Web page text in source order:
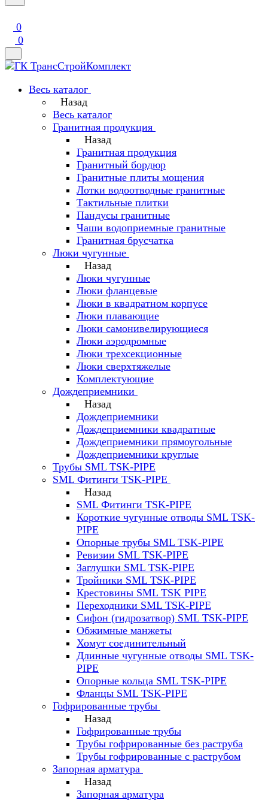
0
0
Весь каталог
Назад
Весь каталог
Гранитная продукция
Назад
Гранитная продукция
Гранитный бордюр
Гранитные плиты мощения
Лотки водоотводные гранитные
Тактильные плитки
Пандусы гранитные
Чаши водоприемные гранитные
Гранитная брусчатка
Люки чугунные
Назад
Люки чугунные
Люки фланцевые
Люки в квадратном корпусе
Люки плавающие
Люки самонивелирующиеся
Люки аэродромные
Люки трехсекционные
Люки сверхтяжелые
Комплектующие
Дождеприемники
Назад
Дождеприемники
Дождеприемники квадратные
Дождеприемники прямоугольные
Дождеприемники круглые
Трубы SML TSK-PIPE
SML Фитинги TSK-PIPE
Назад
SML Фитинги TSK-PIPE
Короткие чугунные отводы SML TSK-
PIPE
Опорные трубы SML TSK-PIPE
Ревизии SML TSK-PIPE
Заглушки SML TSK-PIPE
Тройники SML TSK-PIPE
Крестовины SML TSK PIPE
Переходники SML TSK-PIPE
Сифон (гидрозатвор) SML TSK-PIPE
Обжимные манжеты
Хомут соединительный
Длинные чугунные отводы SML TSK-
PIPE
Опорные кольца SML TSK-PIPE
Фланцы SML TSK-PIPE
Гофрированные трубы
Назад
Гофрированные трубы
Трубы гофрированные без раструба
Трубы гофрированные с раструбом
Запорная арматура
Назад
Запорная арматура